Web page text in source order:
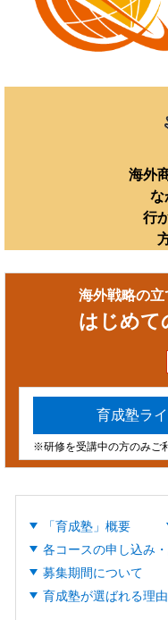
海外
な
行
海外戦略の
はじめて
育成塾ラ
※研修を受講中の方のみご
「育成塾」概要
各コースの申し込み
募集期間について
育成塾が選ばれる理由